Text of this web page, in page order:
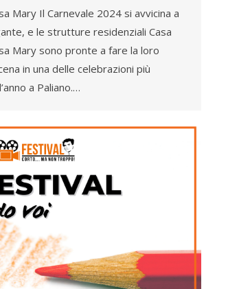
Mary Il Carnevale 2024 si avvicina a
e le strutture residenziali Casa
Mary sono pronte a fare la loro
in una delle celebrazioni più
a Paliano.…